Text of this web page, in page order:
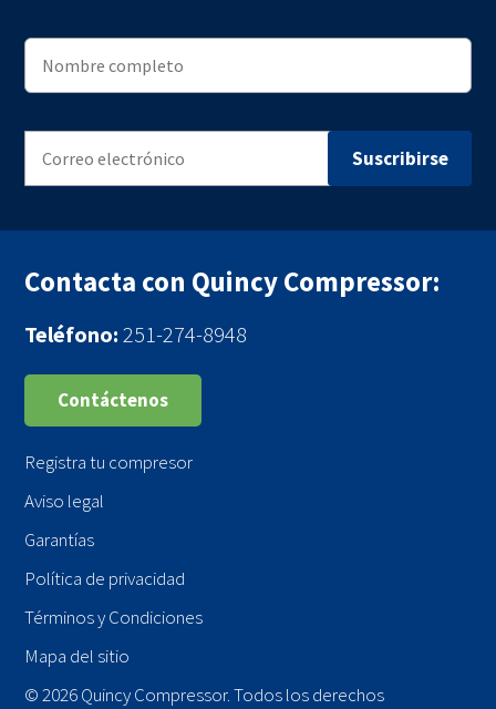
Contacta con Quincy Compressor:
Teléfono: 251-274-8948
Contáctenos
Registra tu compresor
Aviso legal
Garantías
Política de privacidad
Términos y Condiciones
Mapa del sitio
© 2026 Quincy Compressor. Todos los derechos